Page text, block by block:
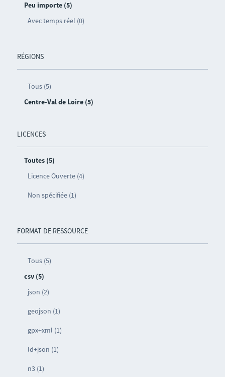
Peu importe (5)
Avec temps réel (0)
RÉGIONS
Tous (5)
Centre-Val de Loire (5)
LICENCES
Toutes (5)
Licence Ouverte (4)
Non spécifiée (1)
FORMAT DE RESSOURCE
Tous (5)
csv (5)
json (2)
geojson (1)
gpx+xml (1)
ld+json (1)
n3 (1)